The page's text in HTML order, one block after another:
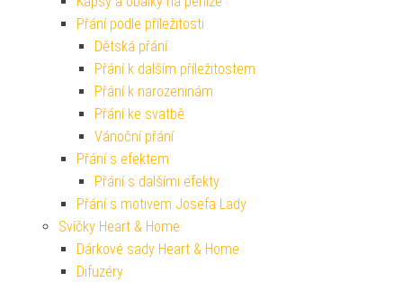
Přání podle příležitosti
Dětská přání
Přání k dalším příležitostem
Přání k narozeninám
Přání ke svatbě
Vánoční přání
Přání s efektem
Přání s dalšími efekty
Přání s motivem Josefa Lady
Svíčky Heart & Home
Dárkové sady Heart & Home
Difuzéry